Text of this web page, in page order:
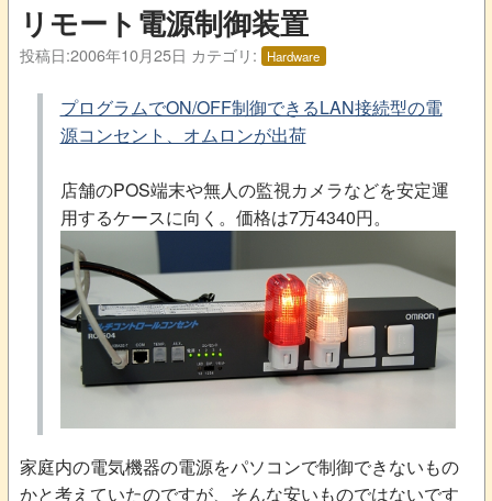
リモート電源制御装置
投稿日:2006年10月25日 カテゴリ: Hardware
プログラムでON/OFF制御できるLAN接続型の電
源コンセント、オムロンが出荷
店舗のPOS端末や無人の監視カメラなどを安定運
用するケースに向く。価格は7万4340円。
家庭内の電気機器の電源をパソコンで制御できないもの
かと考えていたのですが、そんな安いものではないです